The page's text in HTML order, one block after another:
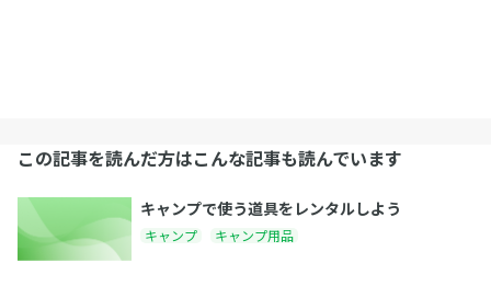
この記事を読んだ方はこんな記事も読んでいます
キャンプで使う道具をレンタルしよう
キャンプ キャンプ用品